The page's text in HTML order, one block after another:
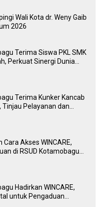
Wali Kota dr. Weny Gaib
2026
Terima Siswa PKL SMK
Perkuat Sinergi Dunia
Terima Kunker Kancab
Tinjau Pelayanan dan
Cara Akses WINCARE,
di RSUD Kotamobagu
Hadirkan WINCARE,
untuk Pengaduan